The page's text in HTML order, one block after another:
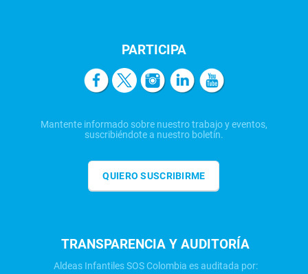
PARTICIPA
Mantente informado sobre nuestro trabajo y eventos,
suscribiéndote a nuestro boletín.
QUIERO SUSCRIBIRME
TRANSPARENCIA Y AUDITORÍA
Aldeas Infantiles SOS Colombia es auditada por: